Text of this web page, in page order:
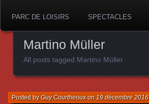
PARC DE LOISIRS SPECTACLES
Martino Müller
All posts tagged Martino Müller
Posted byGuy Courtheouxon 19 décembre 2016